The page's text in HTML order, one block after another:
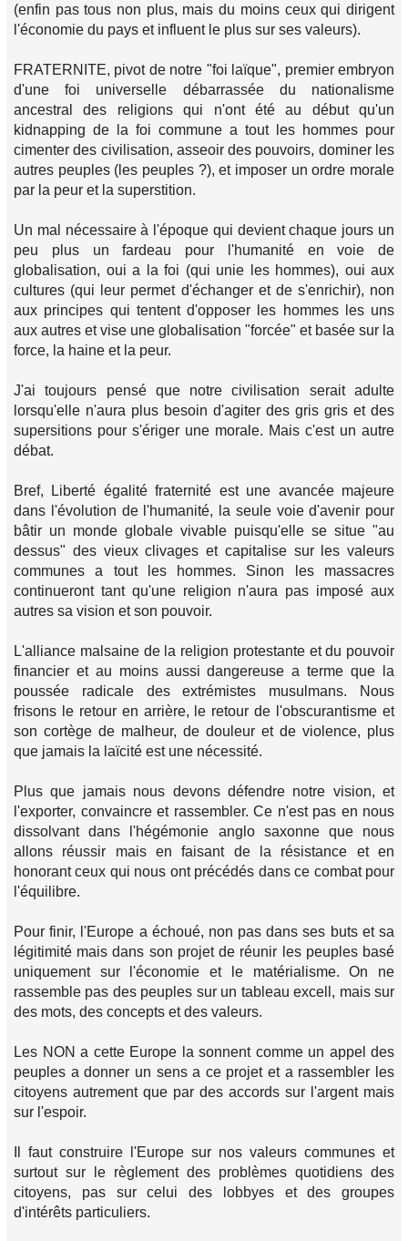
(enfin pas tous non plus, mais du moins ceux qui dirigent
l'économie du pays et influent le plus sur ses valeurs).
FRATERNITE, pivot de notre "foi laïque", premier embryon
d'une foi universelle débarrassée du nationalisme
ancestral des religions qui n'ont été au début qu'un
kidnapping de la foi commune a tout les hommes pour
cimenter des civilisation, asseoir des pouvoirs, dominer les
autres peuples (les peuples ?), et imposer un ordre morale
par la peur et la superstition.
Un mal nécessaire à l'époque qui devient chaque jours un
peu plus un fardeau pour l'humanité en voie de
globalisation, oui a la foi (qui unie les hommes), oui aux
cultures (qui leur permet d'échanger et de s'enrichir), non
aux principes qui tentent d'opposer les hommes les uns
aux autres et vise une globalisation "forcée" et basée sur la
force, la haine et la peur.
J'ai toujours pensé que notre civilisation serait adulte
lorsqu'elle n'aura plus besoin d'agiter des gris gris et des
supersitions pour s'ériger une morale. Mais c'est un autre
débat.
Bref, Liberté égalité fraternité est une avancée majeure
dans l'évolution de l'humanité, la seule voie d'avenir pour
bâtir un monde globale vivable puisqu'elle se situe "au
dessus" des vieux clivages et capitalise sur les valeurs
communes a tout les hommes. Sinon les massacres
continueront tant qu'une religion n'aura pas imposé aux
autres sa vision et son pouvoir.
L'alliance malsaine de la religion protestante et du pouvoir
financier et au moins aussi dangereuse a terme que la
poussée radicale des extrémistes musulmans. Nous
frisons le retour en arrière, le retour de l'obscurantisme et
son cortège de malheur, de douleur et de violence, plus
que jamais la laïcité est une nécessité.
Plus que jamais nous devons défendre notre vision, et
l'exporter, convaincre et rassembler. Ce n'est pas en nous
dissolvant dans l'hégémonie anglo saxonne que nous
allons réussir mais en faisant de la résistance et en
honorant ceux qui nous ont précédés dans ce combat pour
l'équilibre.
Pour finir, l'Europe a échoué, non pas dans ses buts et sa
légitimité mais dans son projet de réunir les peuples basé
uniquement sur l'économie et le matérialisme. On ne
rassemble pas des peuples sur un tableau excell, mais sur
des mots, des concepts et des valeurs.
Les NON a cette Europe la sonnent comme un appel des
peuples a donner un sens a ce projet et a rassembler les
citoyens autrement que par des accords sur l'argent mais
sur l'espoir.
Il faut construire l'Europe sur nos valeurs communes et
surtout sur le règlement des problèmes quotidiens des
citoyens, pas sur celui des lobbyes et des groupes
d'intérêts particuliers.